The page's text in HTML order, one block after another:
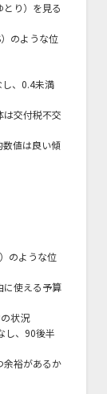
とり）を見る
のような位
、0.4未満
は交付税不交
数値は良い傾
のような位
に使える予算
状況
し、90後半
余裕があるか